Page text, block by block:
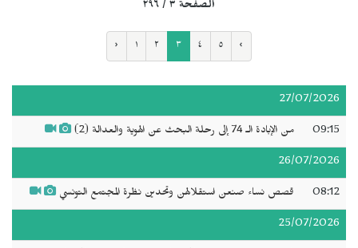
الصفحة ٣ / ٢٩٦
‹ ١ ٢ ٣ ٤ ٥ ›
27/07/2026
09:15 من الإبادة الـ 74 إلى رحلة البحث عن الهوية والعدالة (2)
26/07/2026
08:12 قصص نساء صنعن استقلالهن وتحدين نظرة المجتمع التونسي
25/07/2026